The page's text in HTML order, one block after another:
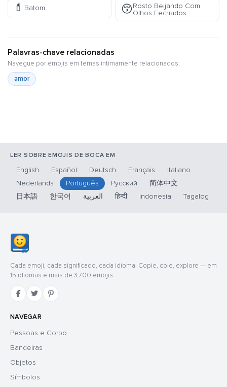
💄 Batom 😚Rosto Beijando Com
Olhos Fechados
Palavras-chave relacionadas
Navegue por emojis em temas intimamente relacionados:
amor
LER SOBRE EMOJIS DE BOCA EM
English Español Deutsch Français
Italiano
Nederlands
Português Русский
简体中文
日本語
한국어 العربية हिन्दी Indonesia Tagalog
Cada emoji, cada significado, cada idioma. Copie, cole, explore — em
15 idiomas e mais de 3.700 emojis.
NAVEGAR
Pessoas e Corpo
Bandeiras
Objetos
Símbolos